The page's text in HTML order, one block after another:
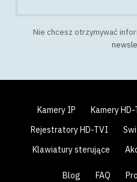
Nie chcesz otrzymywać
Kamery IP Kamery
Rejestratory HD-TVI
Klawiatury sterujące
Blog FAQ